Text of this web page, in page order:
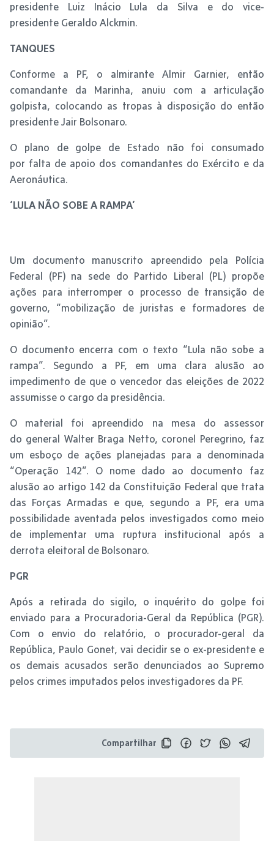
presidente Luiz Inácio Lula da Silva e do vice-
presidente Geraldo Alckmin.
TANQUES
Conforme a PF, o almirante Almir Garnier, então
comandante da Marinha, anuiu com a articulação
golpista, colocando as tropas à disposição do então
presidente Jair Bolsonaro.
O plano de golpe de Estado não foi consumado
por falta de apoio dos comandantes do Exército e da
Aeronáutica.
‘LULA NÃO SOBE A RAMPA’
Um documento manuscrito apreendido pela Polícia
Federal (PF) na sede do Partido Liberal (PL) propõe
ações para interromper o processo de transição de
governo, “mobilização de juristas e formadores de
opinião”.
O documento encerra com o texto “Lula não sobe a
rampa”. Segundo a PF, em uma clara alusão ao
impedimento de que o vencedor das eleições de 2022
assumisse o cargo da presidência.
O material foi apreendido na mesa do assessor
do general Walter Braga Netto, coronel Peregrino, faz
um esboço de ações planejadas para a denominada
“Operação 142”. O nome dado ao documento faz
alusão ao artigo 142 da Constituição Federal que trata
das Forças Armadas e que, segundo a PF, era uma
possibilidade aventada pelos investigados como meio
de implementar uma ruptura institucional após a
derrota eleitoral de Bolsonaro.
PGR
Após a retirada do sigilo, o inquérito do golpe foi
enviado para a Procuradoria-Geral da República (PGR).
Com o envio do relatório, o procurador-geral da
República, Paulo Gonet, vai decidir se o ex-presidente e
os demais acusados serão denunciados ao Supremo
pelos crimes imputados pelos investigadores da PF.
Compartilhar